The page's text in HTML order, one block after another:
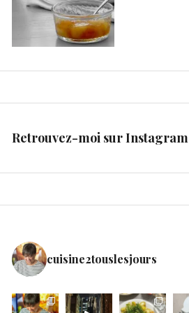
Retrouvez-moi sur Instagram
cuisine2touslesjours